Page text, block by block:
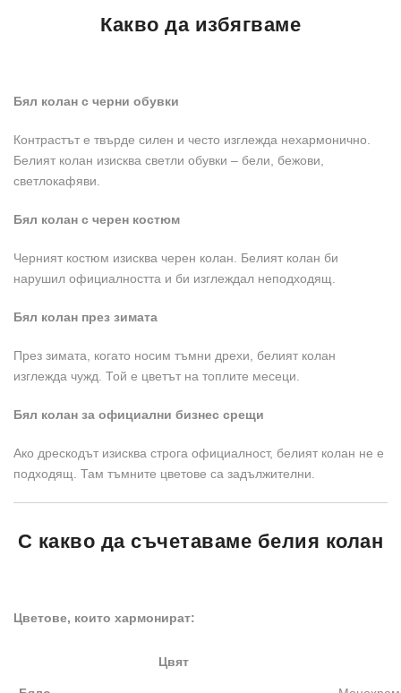
Какво да избягваме
Бял колан с черни обувки
Контрастът е твърде силен и често изглежда нехармонично.
Белият колан изисква светли обувки – бели, бежови,
светлокафяви.
Бял колан с черен костюм
Черният костюм изисква черен колан. Белият колан би
нарушил официалността и би изглеждал неподходящ.
Бял колан през зимата
През зимата, когато носим тъмни дрехи, белият колан
изглежда чужд. Той е цветът на топлите месеци.
Бял колан за официални бизнес срещи
Ако дрескодът изисква строга официалност, белият колан не е
подходящ. Там тъмните цветове са задължителни.
С какво да съчетаваме белия колан
Цветове, които хармонират:
Цвят